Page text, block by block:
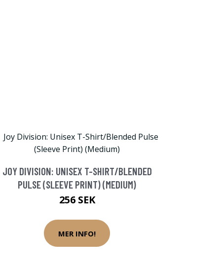
JOY DIVISION: UNISEX T-SHIRT/BLENDED
PULSE (SLEEVE PRINT) (MEDIUM)
256 SEK
MER INFO!